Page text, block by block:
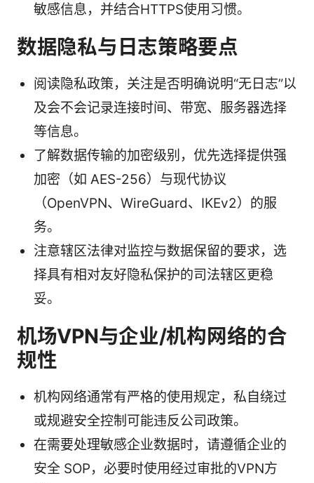
敏感信息，并结合HTTPS使用习惯。
数据隐私与日志策略要点
阅读隐私政策，关注是否明确说明“无日志”以
及会不会记录连接时间、带宽、服务器选择
等信息。
了解数据传输的加密级别，优先选择提供强
加密（如 AES-256）与现代协议
（OpenVPN、WireGuard、IKEv2）的服
务。
注意辖区法律对监控与数据保留的要求，选
择具有相对友好隐私保护的司法辖区更稳
妥。
机场VPN与企业/机构网络的合
规性
机构网络通常有严格的使用规定，私自绕过
或规避安全控制可能违反公司政策。
在需要处理敏感企业数据时，请遵循企业的
安全 SOP，必要时使用经过审批的VPN方